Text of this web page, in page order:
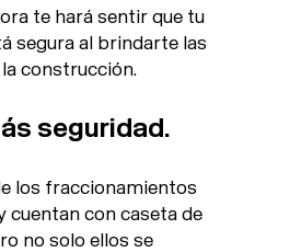
te hará sentir que tu
segura al brindarte las
construcción.
seguridad.
los fraccionamientos
cuentan con caseta de
no solo ellos se